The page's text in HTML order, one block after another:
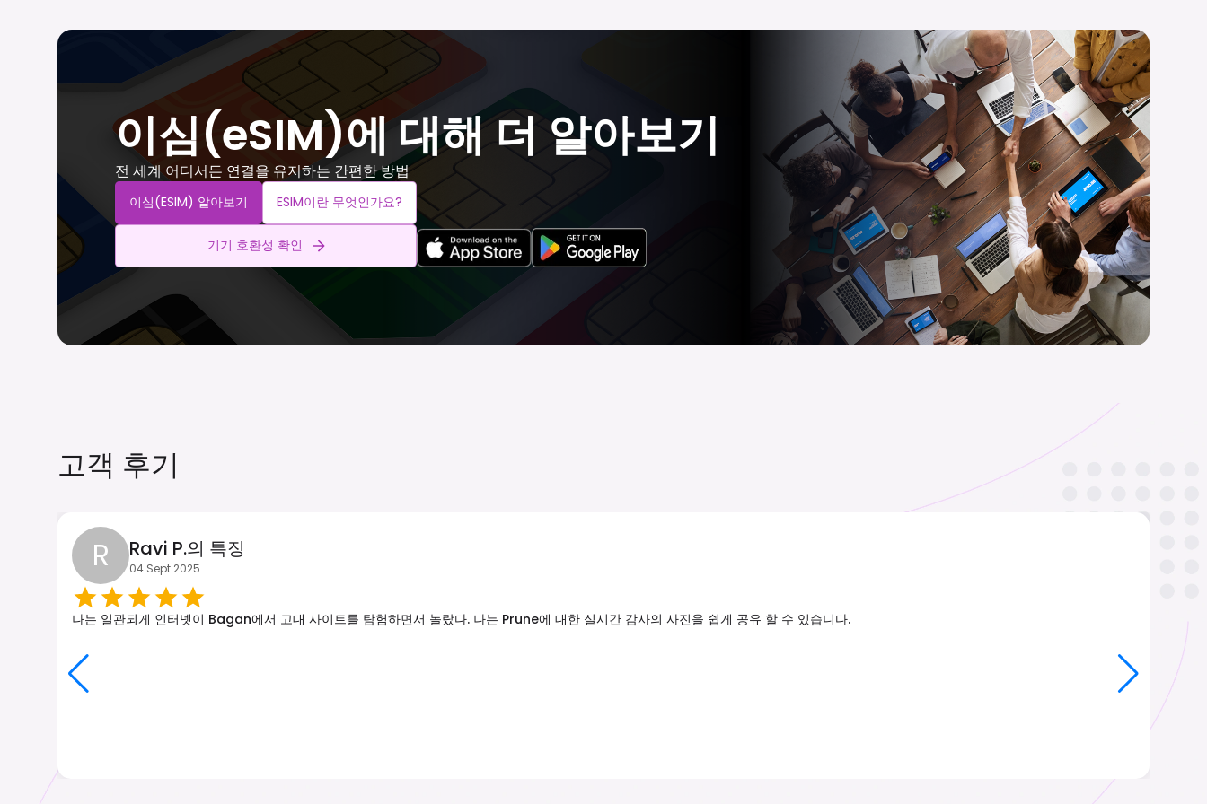
이심(eSIM)에 대해 더 알아보기
전 세계 어디서든 연결을 유지하는 간편한 방법
이심(eSIM) 알아보기 ESIM이란 무엇인가요?
기기 호환성 확인
고객 후기
R Ravi P.의 특징
04 Sept 2025
나는 일관되게 인터넷이 Bagan에서 고대 사이트를 탐험하면서 놀랐다. 나는 Prune에 대한 실시간 감사의 사진을 쉽게 공유 할 수 있습니다.